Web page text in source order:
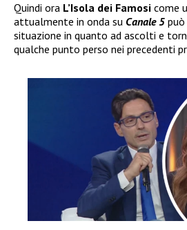
Quindi ora L’Isola dei Famosi come
attualmente in onda su Canale 5
situazione in quanto ad ascolti e
qualche punto perso nei precedenti